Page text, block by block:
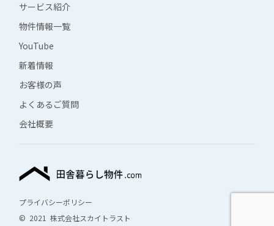
サービス紹介
物件情報一覧
YouTube
新着情報
お客様の声
よくあるご質問
会社概要
© 2021 株式会社スカイトラスト
プライバシーポリシー